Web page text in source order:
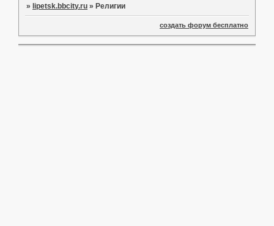
»lipetsk.bbcity.ru »Религии
создать форум бесплатно